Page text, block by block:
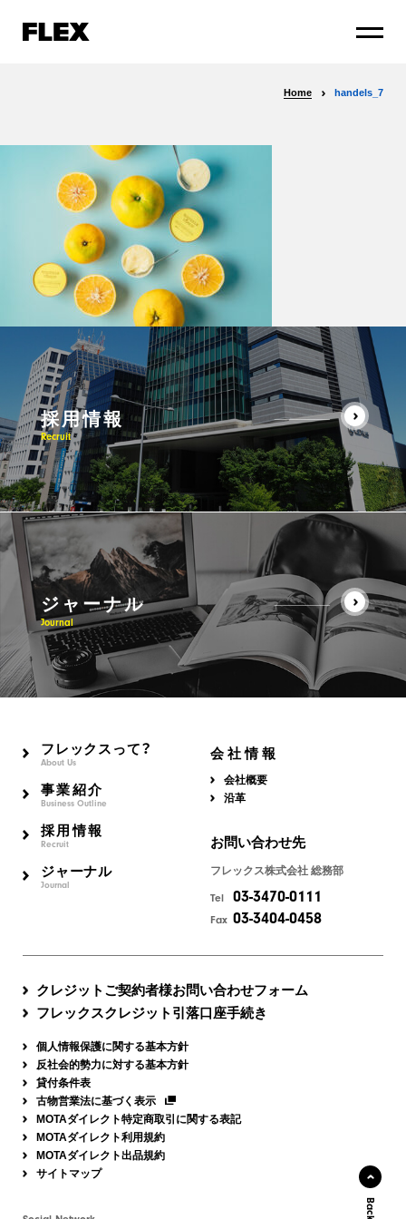
Home handels_7
採用情報
Recruit
ジャーナル
Journal
フレックスって？
About Us
事業紹介
Business Outline
採用情報
Recruit
ジャーナル
Journal
会社情報
会社概要
沿革
お問い合わせ先
フレックス株式会社 総務部
Tel 03-3470-0111
Fax 03-3404-0458
クレジットご契約者様お問い合わせフォーム
フレックスクレジット引落口座手続き
個人情報保護に関する基本方針
反社会的勢力に対する基本方針
貸付条件表
古物営業法に基づく表示
MOTAダイレクト特定商取引に関する表記
MOTAダイレクト利用規約
MOTAダイレクト出品規約
サイトマップ